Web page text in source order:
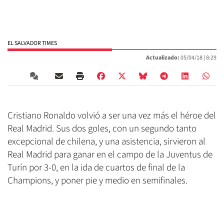
EL SALVADOR TIMES
Actualizado:05/04/18 |8:29
Cristiano Ronaldo volvió a ser una vez más el héroe del
Real Madrid. Sus dos goles, con un segundo tanto
excepcional de chilena, y una asistencia, sirvieron al
Real Madrid para ganar en el campo de la Juventus de
Turín por 3-0, en la ida de cuartos de final de la
Champions, y poner pie y medio en semifinales.